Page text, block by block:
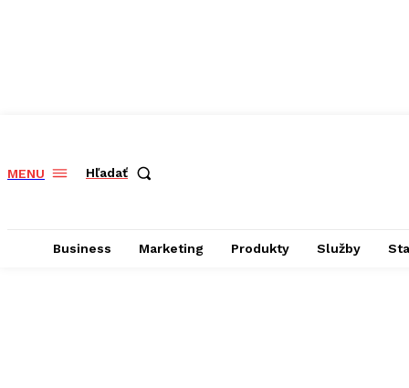
MENU Hľadať
Business Marketing Produkty Služby